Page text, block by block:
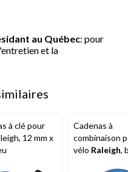
au Québec: pour
et la
à clé pour
12 mm x
Cadenas à
combinaison
vélo Raleigh,